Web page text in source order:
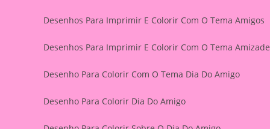
Desenhos Para Imprimir E Colorir Com O Tema Amigos
Desenhos Para Imprimir E Colorir Com O Tema Amizade
Desenho Para Colorir Com O Tema Dia Do Amigo
Desenho Para Colorir Dia Do Amigo